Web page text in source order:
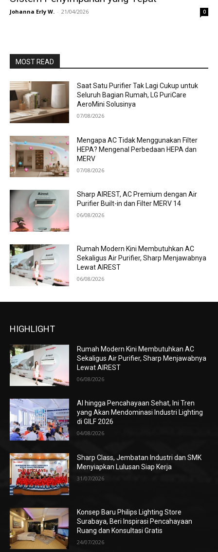
Johanna Erly W. - 21/04/2026 0
MOST READ
Saat Satu Purifier Tak Lagi Cukup untuk
Seluruh Bagian Rumah, LG PuriCare
AeroMini Solusinya
07/08/2026
Mengapa AC Tidak Menggunakan Filter
HEPA? Mengenal Perbedaan HEPA dan
MERV
07/08/2026
Sharp AIREST, AC Premium dengan Air
Purifier Built-in dan Filter MERV 14
06/08/2026
Rumah Modern Kini Membutuhkan AC
Sekaligus Air Purifier, Sharp Menjawabnya
Lewat AIREST
06/08/2026
HIGHLIGHT
Rumah Modern Kini Membutuhkan AC
Sekaligus Air Purifier, Sharp Menjawabnya
Lewat AIREST
06/08/2026
AI hingga Pencahayaan Sehat, Ini Tren
yang Akan Mendominasi Industri Lighting
di GILF 2026
04/08/2026
Sharp Class, Jembatan Industri dan SMK
Menyiapkan Lulusan Siap Kerja
31/07/2026
Konsep Baru Philips Lighting Store
Surabaya, Beri Inspirasi Pencahayaan
Ruang dan Konsultasi Gratis
24/07/2026